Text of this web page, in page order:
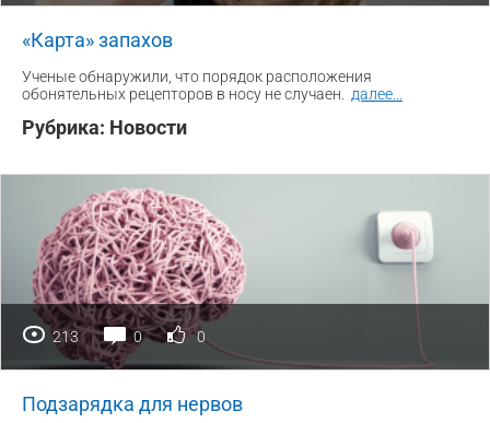
«Карта» запахов
Ученые обнаружили, что порядок расположения
обонятельных рецепторов в носу не случаен.
далее
Рубрика: Новости
213 0 0
Подзарядка для нервов